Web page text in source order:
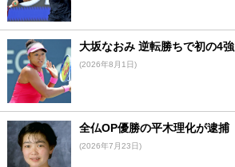
大坂なおみ 逆転勝ちで初の4強
(2026年8月1日)
全仏OP優勝の平木理化が逮捕
(2026年7月23日)